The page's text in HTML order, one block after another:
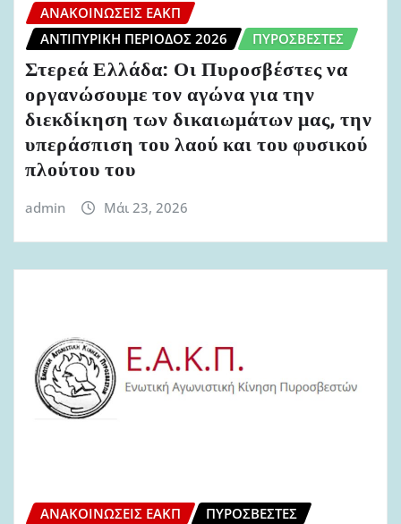
ΑΝΑΚΟΙΝΏΣΕΙΣ ΕΑΚΠ
ΑΝΤΙΠΥΡΙΚΉ ΠΕΡΊΟΔΟΣ 2026
ΠΥΡΟΣΒΈΣΤΕΣ
Στερεά Ελλάδα: Οι Πυροσβέστες να
οργανώσουμε τον αγώνα για την
διεκδίκηση των δικαιωμάτων μας, την
υπεράσπιση του λαού και του φυσικού
πλούτου του
admin Μάι 23, 2026
ΑΝΑΚΟΙΝΏΣΕΙΣ ΕΑΚΠ ΠΥΡΟΣΒΈΣΤΕΣ